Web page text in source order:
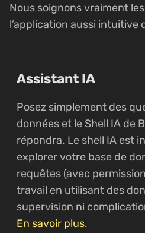
Nous soignons vraiment
l’application aussi intuitive
Assistant IA
Posez simplement des
données et le Shell IA de
répondra. Le shell IA est
explorer votre base de
requêtes (avec
travail en utilisant des
supervision ni
En savoir plus.